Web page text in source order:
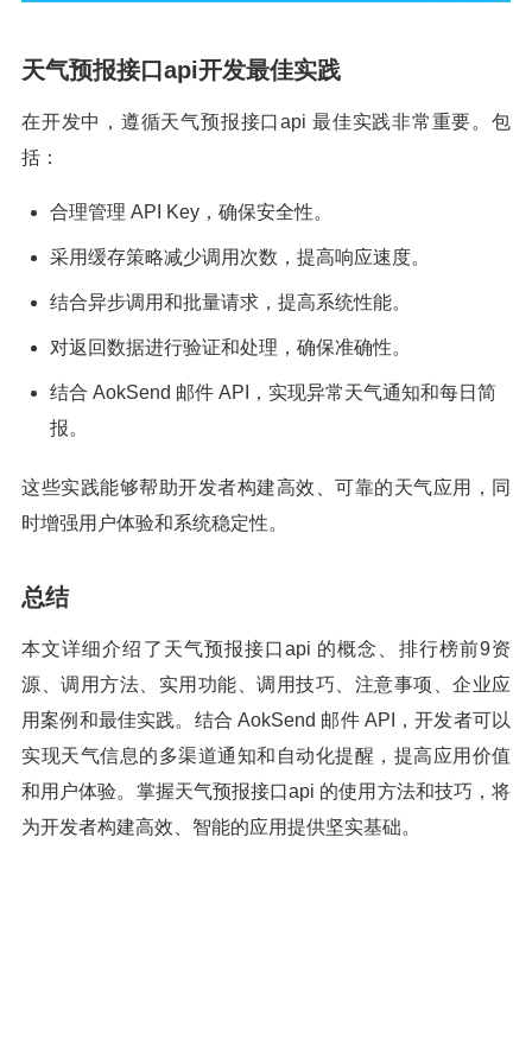
天气预报接口api开发最佳实践
在开发中，遵循天气预报接口api 最佳实践非常重要。包
括：
合理管理 API Key，确保安全性。
采用缓存策略减少调用次数，提高响应速度。
结合异步调用和批量请求，提高系统性能。
对返回数据进行验证和处理，确保准确性。
结合 AokSend 邮件 API，实现异常天气通知和每日简
报。
这些实践能够帮助开发者构建高效、可靠的天气应用，同
时增强用户体验和系统稳定性。
总结
本文详细介绍了天气预报接口api 的概念、排行榜前9资
源、调用方法、实用功能、调用技巧、注意事项、企业应
用案例和最佳实践。结合 AokSend 邮件 API，开发者可以
实现天气信息的多渠道通知和自动化提醒，提高应用价值
和用户体验。掌握天气预报接口api 的使用方法和技巧，将
为开发者构建高效、智能的应用提供坚实基础。